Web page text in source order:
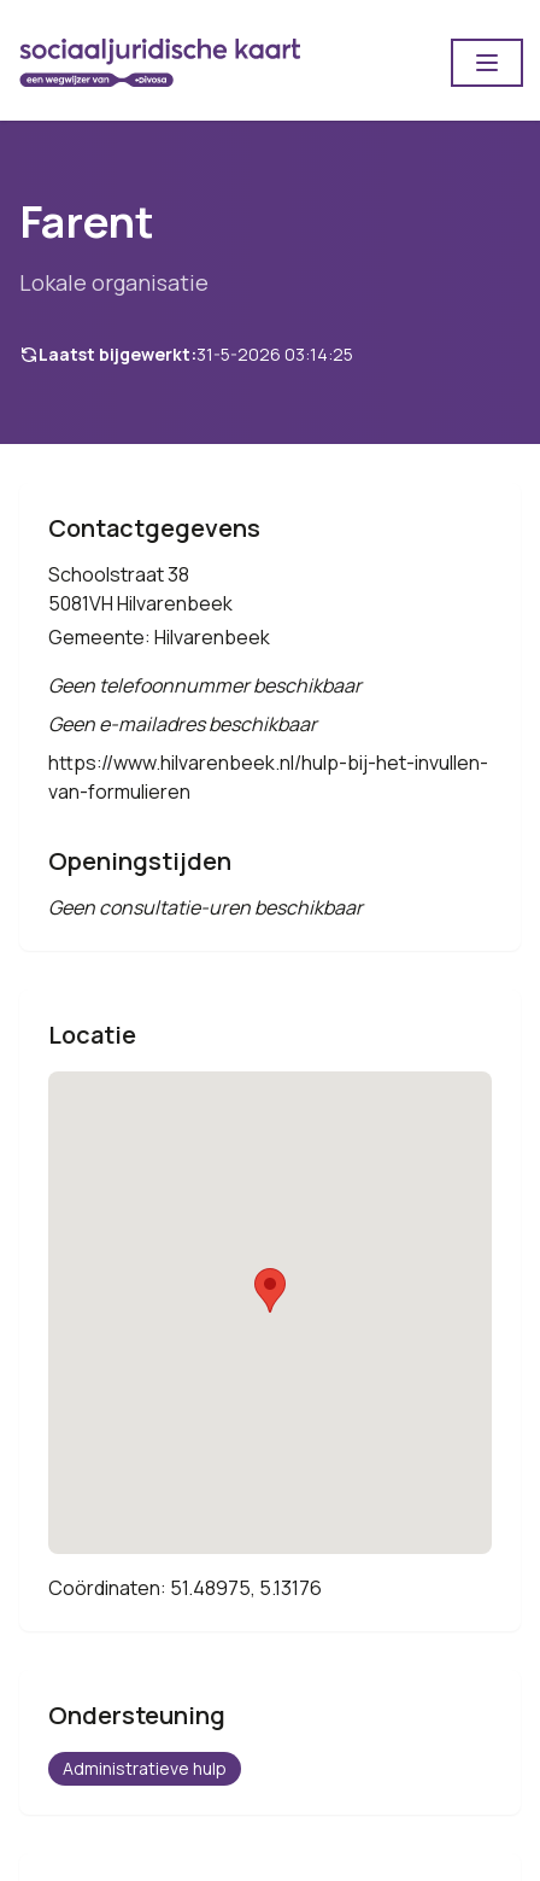
Farent
Lokale organisatie
Laatst bijgewerkt:31-5-2026 03:14:25
Contactgegevens
Schoolstraat 38
5081VH Hilvarenbeek
Gemeente: Hilvarenbeek
Geen telefoonnummer beschikbaar
Geen e-mailadres beschikbaar
https://www.hilvarenbeek.nl/hulp-bij-het-invullen-
van-formulieren
Openingstijden
Geen consultatie-uren beschikbaar
Locatie
Coördinaten: 51.48975, 5.13176
Ondersteuning
Administratieve hulp